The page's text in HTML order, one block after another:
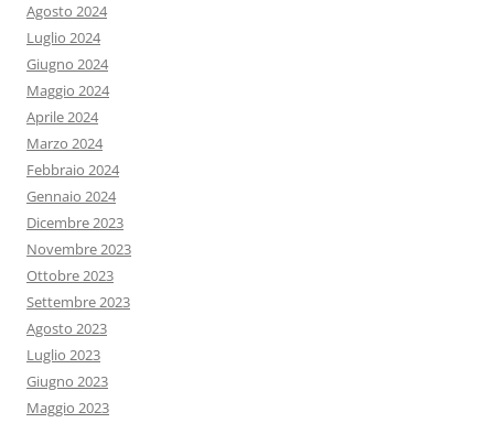
Agosto 2024
Luglio 2024
Giugno 2024
Maggio 2024
Aprile 2024
Marzo 2024
Febbraio 2024
Gennaio 2024
Dicembre 2023
Novembre 2023
Ottobre 2023
Settembre 2023
Agosto 2023
Luglio 2023
Giugno 2023
Maggio 2023